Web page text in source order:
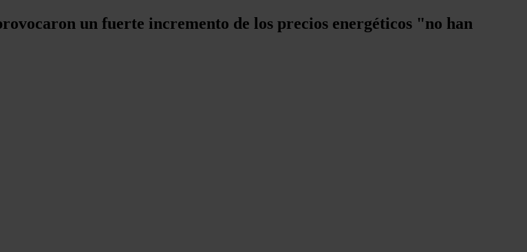
un fuerte incremento de los precios energéticos "no han